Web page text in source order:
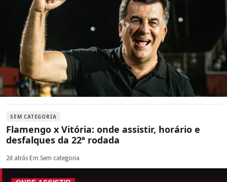
SEM CATEGORIA
Flamengo x Vitória: onde assistir, horário e
desfalques da 22ª rodada
2d atrás·Em Sem categoria